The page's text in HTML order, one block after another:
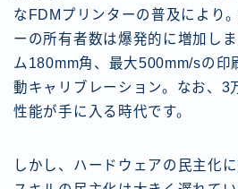
なFDMプリンターの普及により
ーの所有者数は爆発的に増加し
ム180mm角、最大500mm/sの印
動キャリブレーション。なお、3
性能が手に入る時代です。
しかし、ハードウェアの民主化